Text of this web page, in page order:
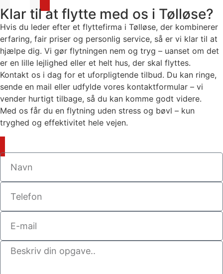
Klar til at flytte med os i Tølløse?
Hvis du leder efter et flyttefirma i Tølløse, der kombinerer
erfaring, fair priser og personlig service, så er vi klar til at
hjælpe dig. Vi gør flytningen nem og tryg – uanset om det
er en lille lejlighed eller et helt hus, der skal flyttes.
Kontakt os i dag for et uforpligtende tilbud. Du kan ringe,
sende en mail eller udfylde vores kontaktformular – vi
vender hurtigt tilbage, så du kan komme godt videre.
Med os får du en flytning uden stress og bøvl – kun
tryghed og effektivitet hele vejen.